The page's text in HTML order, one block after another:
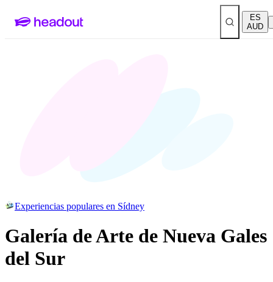
ES
AUD
Experiencias populares en Sídney
Galería de Arte de Nueva Gales
del Sur